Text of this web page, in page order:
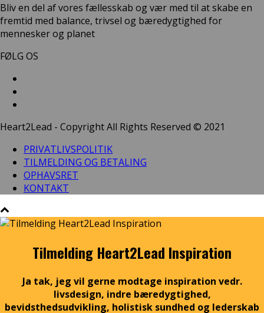
Bliv en del af vores fællesskab og vær med til at skabe en
fremtid med balance, trivsel og bæredygtighed for
mennesker og planet
FØLG OS
Heart2Lead - Copyright All Rights Reserved © 2021
PRIVATLIVSPOLITIK
TILMELDING OG BETALING
OPHAVSRET
KONTAKT
Tilmelding Heart2Lead Inspiration
Ja tak, jeg vil gerne modtage inspiration vedr.
livsdesign, indre bæredygtighed,
bevidsthedsudvikling, holistisk sundhed og lederskab